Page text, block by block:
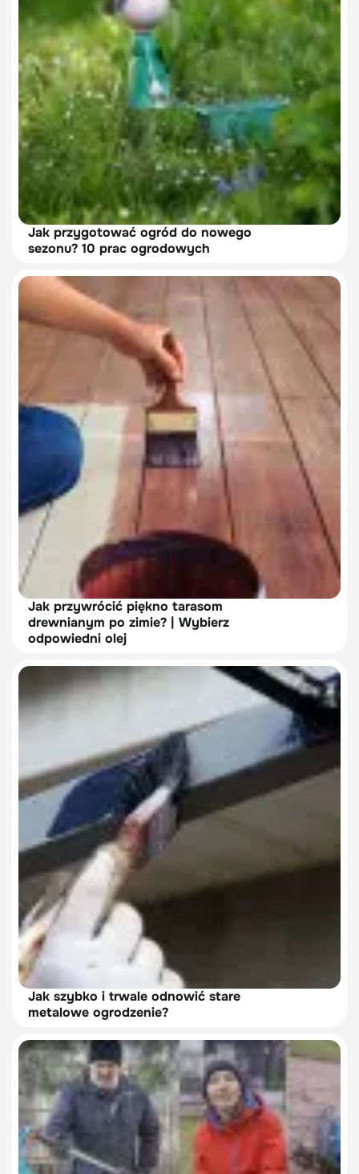
Jak przygotować ogród do nowego
sezonu? 10 prac ogrodowych
Jak przywrócić piękno tarasom
drewnianym po zimie? | Wybierz
odpowiedni olej
Jak szybko i trwale odnowić stare
metalowe ogrodzenie?